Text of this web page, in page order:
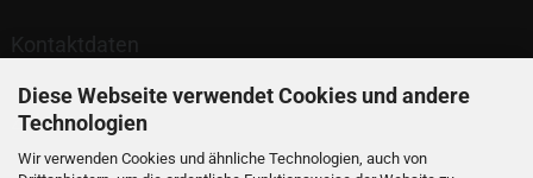
Diese Webseite verwendet Cookies und andere
Technologien
Wir verwenden Cookies und ähnliche Technologien, auch von
Kontaktdaten
Zahlung